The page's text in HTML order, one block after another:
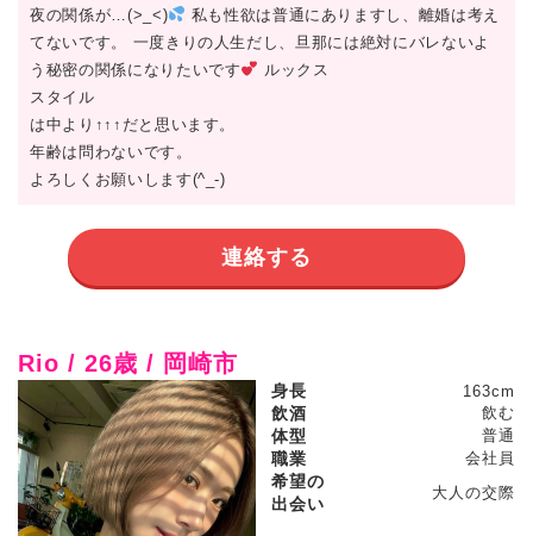
夜の関係が…(>_<)
私も性欲は普通にありますし、離婚は考え
てないです。 一度きりの人生だし、旦那には絶対にバレないよ
う秘密の関係になりたいです
ルックス
スタイル
は中より↑↑↑だと思います。
年齢は問わないです。
よろしくお願いします(^_-)
連絡する
Rio / 26歳 / 岡崎市
身長 163cm
飲酒 飲む
体型 普通
職業 会社員
希望の
出会い
大人の交際